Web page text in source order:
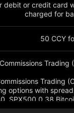
debit or credit card
charged for
50 CCY
Trading
Trading
options with
SPX500 0.38
as 30